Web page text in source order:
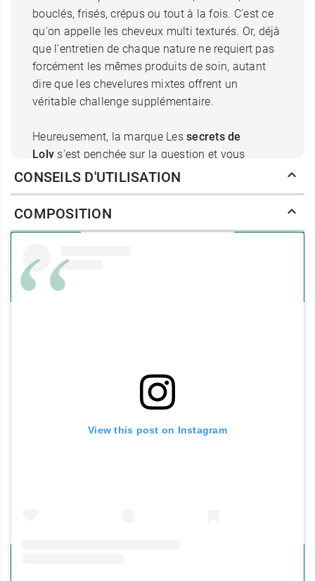
bouclés, frisés, crépus ou tout à la fois. C'est ce
qu'on appelle les cheveux multi texturés. Or, déjà
que l'entretien de chaque nature ne requiert pas
forcément les mêmes produits de soin, autant
dire que les chevelures mixtes offrent un
véritable challenge supplémentaire.
Heureusement, la marque Les secrets de
Loly s'est penchée sur la question et vous
propose samousse coiffante Cloud Fusion
de votre chevelure pour un soin harmonieux et
sans effet carton ni frisottis
Mousse Cloud Fusion Les secrets
Le principal ennemi des cheveux est sans aucun
doute le dessèchement, provoqué par les
agressions extérieures ou l'usage de soins non
adaptés. Dans cette
mousse Cloud Fusion,
CONSEILS D'UTILISATION
COMPOSITION
View this post on Instagram